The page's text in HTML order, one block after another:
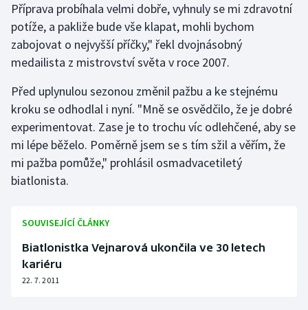
Parasport
Plavání
Plážový volejbal
Ragby
Rychlobruslení
Rychlostní kanoistika
Short track
Sportovní střelba
Stolní tenis
Příprava probíhala velmi dobře, vyhnuly se mi zdravotní
potíže, a pakliže bude vše klapat, mohli bychom
zabojovat o nejvyšší příčky," řekl dvojnásobný
medailista z mistrovství světa v roce 2007.
Před uplynulou sezonou změnil pažbu a ke stejnému
kroku se odhodlal i nyní. "Mně se osvědčilo, že je dobré
experimentovat. Zase je to trochu víc odlehčené, aby se
mi lépe běželo. Poměrně jsem se s tím sžil a věřím, že
mi pažba pomůže," prohlásil osmadvacetiletý
biatlonista.
SOUVISEJÍCÍ ČLÁNKY
Biatlonistka Vejnarová ukončila ve 30 letech
kariéru
22. 7. 2011